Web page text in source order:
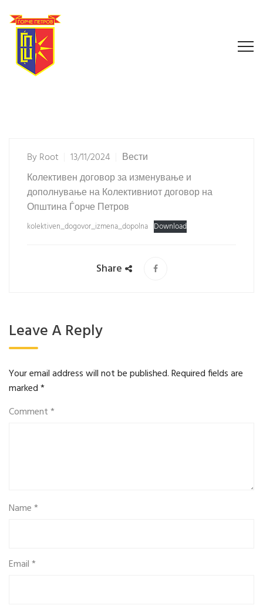
ByRoot 13/11/2024
Вести
Колективен договор за изменување и
дополнување на Колективниот договор на
Општина Ѓорче Петров
kolektiven_dogovor_izmena_dopolna Download
Share
Leave A Reply
Your email address will not be published.Required fields are
marked*
Comment*
Name*
Email*